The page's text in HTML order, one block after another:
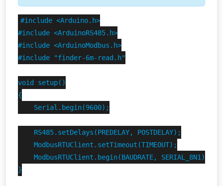
#include <Arduino.h>
#include <ArduinoRS485.h>
#include <ArduinoModbus.h>
#include "finder-6m-read.h"
void setup()
{
    Serial.begin(9600);
    RS485.setDelays(PREDELAY, POSTDELAY);
    ModbusRTUClient.setTimeout(TIMEOUT);
    ModbusRTUClient.begin(BAUDRATE, SERIAL_8N1);
}